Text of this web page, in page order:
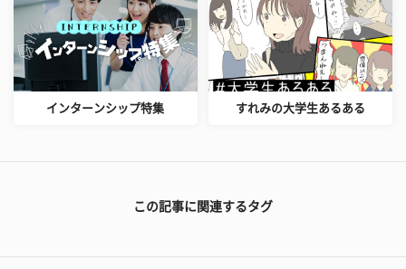
インターンシップ特集 すれみの大学生あるある
この記事に関連するタグ